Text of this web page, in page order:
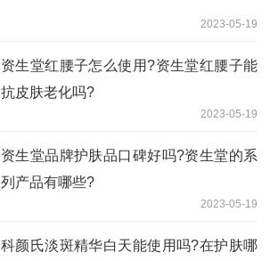
2023-05-19
资生堂红腰子怎么使用?资生堂红腰子能
抗皮肤老化吗?
2023-05-19
资生堂品牌护肤品口碑好吗?资生堂的系
列产品有哪些?
2023-05-19
科颜氏淡斑精华白天能使用吗?在护肤哪